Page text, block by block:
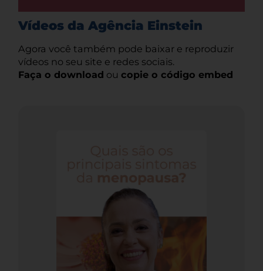
Vídeos da Agência Einstein
Agora você também pode baixar e reproduzir
vídeos no seu site e redes sociais.
Faça o download ou copie o código embed